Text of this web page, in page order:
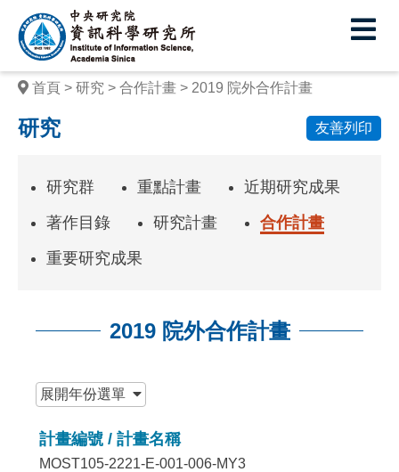
中
央
研
究
院
學
究
首頁 研究 合作計畫 2019 院外合作計畫
研究 友善列印
研究群 重點計畫
近期研究成果
著作目錄
研究計畫
合作計畫
重要研究成果
2019 院外合作計畫
展開年份選單
計畫編號 / 計畫名稱
MOST105-2221-E-001-006-MY3